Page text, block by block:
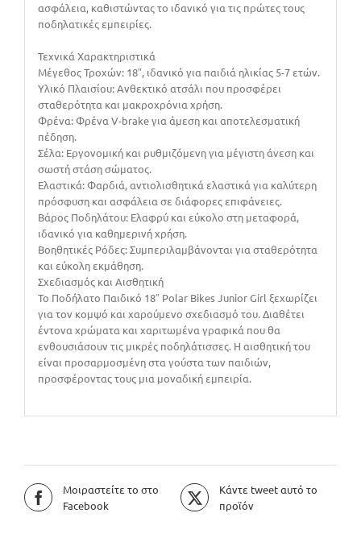
ασφάλεια, καθιστώντας το ιδανικό για τις πρώτες τους
ποδηλατικές εμπειρίες.
Τεχνικά Χαρακτηριστικά
Μέγεθος Τροχών: 18″, ιδανικό για παιδιά ηλικίας 5-7 ετών.
Υλικό Πλαισίου: Ανθεκτικό ατσάλι που προσφέρει
σταθερότητα και μακροχρόνια χρήση.
Φρένα: Φρένα V-brake για άμεση και αποτελεσματική
πέδηση.
Σέλα: Εργονομική και ρυθμιζόμενη για μέγιστη άνεση και
σωστή στάση σώματος.
Ελαστικά: Φαρδιά, αντιολισθητικά ελαστικά για καλύτερη
πρόσφυση και ασφάλεια σε διάφορες επιφάνειες.
Βάρος Ποδηλάτου: Ελαφρύ και εύκολο στη μεταφορά,
ιδανικό για καθημερινή χρήση.
Βοηθητικές Ρόδες: Συμπεριλαμβάνονται για σταθερότητα
και εύκολη εκμάθηση.
Σχεδιασμός και Αισθητική
Το Ποδήλατο Παιδικό 18″ Polar Bikes Junior Girl ξεχωρίζει
για τον κομψό και χαρούμενο σχεδιασμό του. Διαθέτει
έντονα χρώματα και χαριτωμένα γραφικά που θα
ενθουσιάσουν τις μικρές ποδηλάτισσες. Η αισθητική του
είναι προσαρμοσμένη στα γούστα των παιδιών,
προσφέροντας τους μια μοναδική εμπειρία.
Μοιραστείτε το στο
Facebook
Κάντε tweet αυτό το
προϊόν